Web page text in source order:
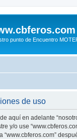
punto de Encuentro
de uso
aquí en adelante
y/o use